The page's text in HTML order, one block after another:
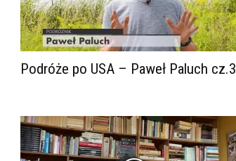
Podróże po USA – Paweł Paluch cz.3